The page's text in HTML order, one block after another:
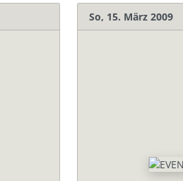
So, 15. März 2009